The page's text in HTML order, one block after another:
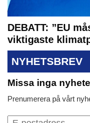
DEBATT: ”EU
viktigaste
NYHETSBREV
Missa inga
Prenumerera på vårt